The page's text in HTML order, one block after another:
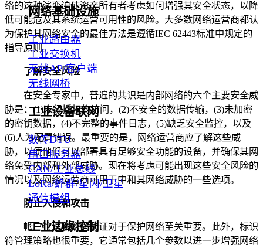
网络基础设施
工业路由器
工业交换机
无线AP/客户端
无线网桥
工业设备联网
数传DTU
串口服务器
CAN/工业总线
LoRa/蜂群/星闪/卫星
通信模组
工业边缘控制
络的这种演变迫使资产所有者考虑如何增强其安全状态，以降
低可能危及其系统运营可用性的风险。大多数网络运营商都认
为保护其网络安全的最佳方法是遵循IEC 62443标准中规定的
指导原则。
了解安全风险
在安全专家中，普遍的共识是内部网络的六个主要安全威
胁是：(1)未经授权的访问，(2)不安全的数据传输，(3)未加密
的密钥数据，(4)不完整的事件日志，(5)缺乏安全监控，以及
(6)人为配置错误。最重要的是，网络运营商应了解这些威
胁，以便他们可以部署具有足够安全功能的设备，并确保其网
络免受内部和外部威胁。现在将考虑可能出现这些安全风险的
情况以及网络运营商可用于中和其网络威胁的一些选项。
防止入侵和攻击
帐户管理和密码验证对于保护网络至关重要。此外，标识
符管理策略也很重要，它通常包括几个参数以进一步增强网络